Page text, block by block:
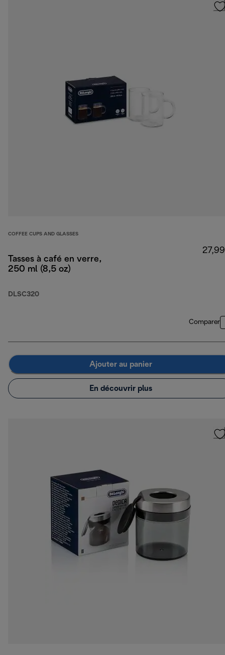
COFFEE CUPS AND GLASSES
Tasses à café en verre,
250 ml (8,5 oz)
DLSC320
Comparer
Ajouter au panier
En découvrir plus